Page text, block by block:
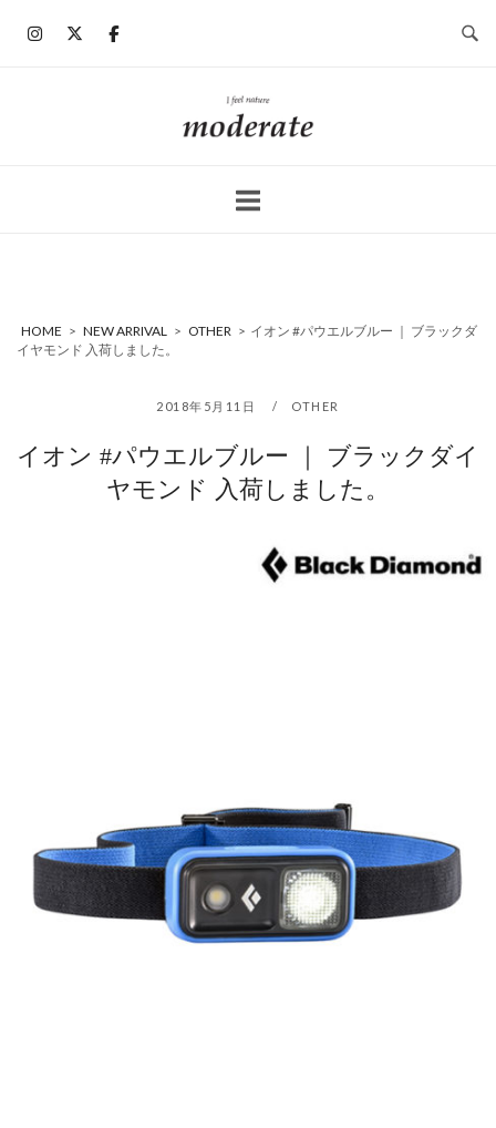
ホ
ー
HOME > NEW ARRIVAL > OTHER > イオン #パウエルブルー ｜ ブラックダ
イヤモンド 入荷しました。
2018年5月11日 OTHER
イオン #パウエルブルー ｜ ブラックダイ
ヤモンド 入荷しました。